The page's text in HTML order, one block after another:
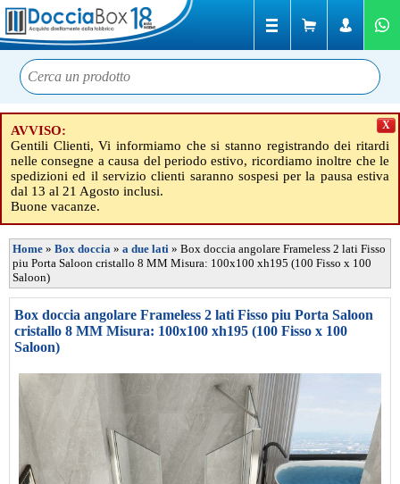
AVVISO:
Gentili Clienti, Vi informiamo che si stanno registrando dei ritardi
nelle consegne a causa del periodo estivo, ricordiamo inoltre che le
spedizioni ed il servizio clienti saranno sospesi per la pausa estiva
dal 13 al 21 Agosto inclusi.
Buone vacanze.
X
Home » Box doccia » a due lati » Box doccia angolare Frameless 2 lati Fisso
piu Porta Saloon cristallo 8 MM Misura: 100x100 xh195 (100 Fisso x 100
Saloon)
Box doccia angolare Frameless 2 lati Fisso piu Porta Saloon
cristallo 8 MM Misura: 100x100 xh195 (100 Fisso x 100
Saloon)